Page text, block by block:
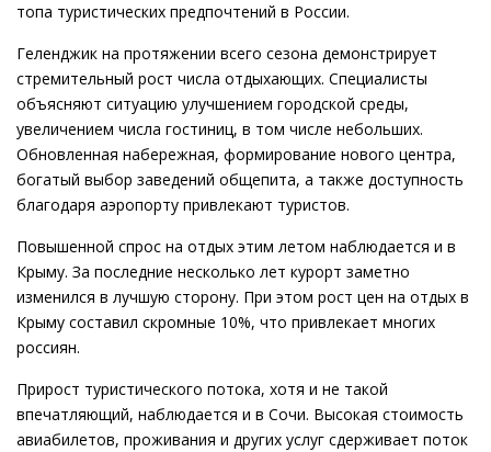
топа туристических предпочтений в России.
Геленджик на протяжении всего сезона демонстрирует
стремительный рост числа отдыхающих. Специалисты
объясняют ситуацию улучшением городской среды,
увеличением числа гостиниц, в том числе небольших.
Обновленная набережная, формирование нового центра,
богатый выбор заведений общепита, а также доступность
благодаря аэропорту привлекают туристов.
Повышенной спрос на отдых этим летом наблюдается и в
Крыму. За последние несколько лет курорт заметно
изменился в лучшую сторону. При этом рост цен на отдых в
Крыму составил скромные 10%, что привлекает многих
россиян.
Прирост туристического потока, хотя и не такой
впечатляющий, наблюдается и в Сочи. Высокая стоимость
авиабилетов, проживания и других услуг сдерживает поток